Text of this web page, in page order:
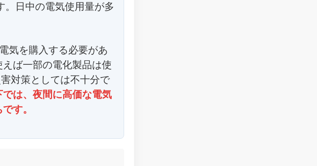
。日中の電気使用量が多
気を購入する必要があ
ば一部の電化製品は使
対策としては不十分で
では、夜間に高価な電気
す。